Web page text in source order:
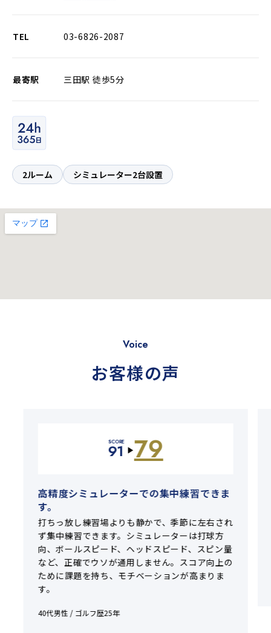
TEL 03-6826-2087
最寄駅 三田駅 徒歩5分
2ルーム シミュレーター2台設置
Voice
お客様の声
SCORE
91 ▶79
高精度シミュレーターでの集中練習できま
す。
打ちっ放し練習場よりも静かで、季節に左右され
ず集中練習できます。シミュレーターは打球方
向、ボールスピード、ヘッドスピード、スピン量
など、正確でウソが通用しません。スコア向上の
ために課題を持ち、モチベーションが高まりま
す。
40代男性 / ゴルフ歴25年